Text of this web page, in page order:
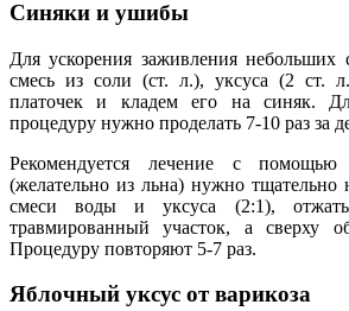
Синяки и ушибы
Для ускорения заживления небольших
смесь из соли (ст. л.), уксуса (2 ст.
платочек и кладем его на синяк.
процедуру нужно проделать 7-10 раз за
Рекомендуется лечение с помощью
(желательно из льна) нужно тщательно
смеси воды и уксуса (2:1),
травмированный участок, а сверху
Процедуру повторяют 5-7 раз.
Яблочный уксус от варикоза